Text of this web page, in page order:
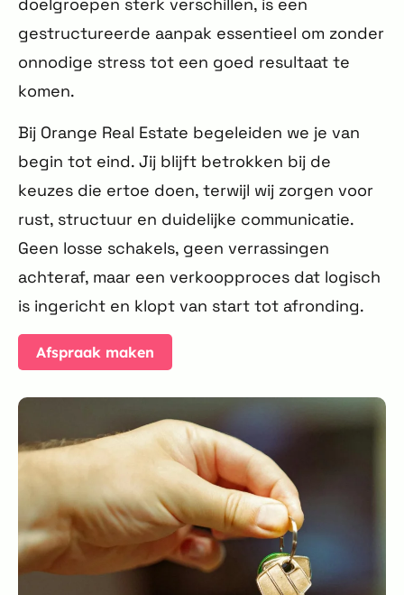
gestructureerde aanpak essentieel om zonder
onnodige stress tot een goed resultaat te
komen.
Bij Orange Real Estate begeleiden we je van
begin tot eind. Jij blijft betrokken bij de
keuzes die ertoe doen, terwijl wij zorgen voor
rust, structuur en duidelijke communicatie.
Geen losse schakels, geen verrassingen
achteraf, maar een verkoopproces dat logisch
is ingericht en klopt van start tot afronding.
Afspraak maken